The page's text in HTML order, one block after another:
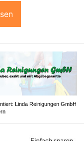
Linda Reinigungen GmbH